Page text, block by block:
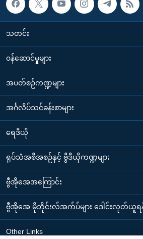
သတင်း
၀န်ဆောင်မှုများ
အပတ်စဉ်ကဏ္ဍများ
အင်္ဂလိပ်သင်ခန်းစာများ
ရေဒီယို
ရုပ်သံအစီအစဉ်နှင့် ဗွီဒီယိုကဏ္ဍများ
ဗွီအိုအေအကြောင်း
ဗွီအိုအေ မိုဘိုင်းလ်အက်ပ်များ ဒေါင်းလုတ်ယူရ
Other Links